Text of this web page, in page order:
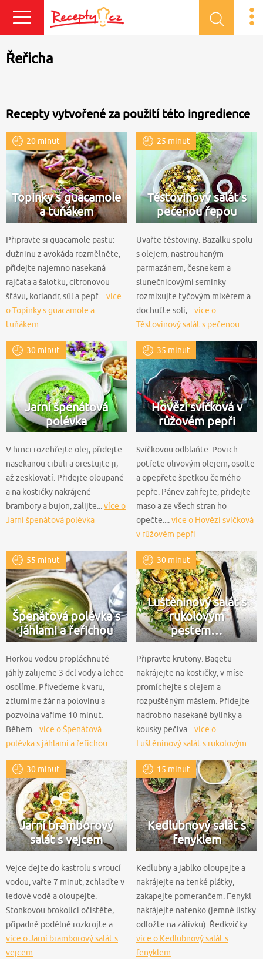
Přihlásit se
Řeřicha
Recepty vytvořené za použití této ingredience
20 minut
Topinky s guacamole
a tuňákem
Připravte si guacamole pastu:
dužninu z avokáda rozmělněte,
přidejte najemno nasekaná
rajčata a šalotku, citronovou
šťávu, koriandr, sůl a pepř....více
o Topinky s guacamole a
tuňákem
25 minut
Těstovinový salát s
pečenou řepou
Uvařte těstoviny. Bazalku spolu
s olejem, nastrouhaným
parmazánem, česnekem a
slunečnicovými semínky
rozmixujte tyčovým mixérem a
dochuťte solí,...více o
Těstovinový salát s pečenou
30 minut
Jarní špenátová
polévka
V hrnci rozehřejte olej, přidejte
nasekanou cibuli a orestujte ji,
až zesklovatí. Přidejte oloupané
a na kostičky nakrájené
brambory a bujon, zalijte... více o
Jarní špenátová polévka
35 minut
Hovězí svíčková v
růžovém pepři
Svíčkovou odblaňte. Povrch
potřete olivovým olejem, osolte
a opepřete špetkou černého
pepře. Pánev zahřejte, přidejte
maso a ze všech stran ho
opečte.... více o Hovězí svíčková
v růžovém pepři
55 minut
Špenátová polévka s
jáhlami a řeřichou
Horkou vodou propláchnuté
jáhly zalijeme 3 dcl vody a lehce
osolíme. Přivedeme k varu,
ztlumíme žár na polovinu a
pozvolna vaříme 10 minut.
Během... více o Špenátová
polévka s jáhlami a řeřichou
30 minut
Luštěninový salát s
rukolovým
pestem…
Připravte krutony. Bagetu
nakrájejte na kostičky, v míse
promíchejte s olejem a
rozpuštěným máslem. Přidejte
nadrobno nasekané bylinky a
kousky pečiva... více o
Luštěninový salát s rukolovým
30 minut
Jarní bramborový
salát s vejcem
Vejce dejte do kastrolu s vroucí
vodou, vařte 7 minut, zchlaďte v
ledové vodě a oloupejte.
Stonkovou brokolici očistěte,
případně podélně rozkrojte a...
více o Jarní bramborový salát s
vejcem
15 minut
Kedlubnový salát s
fenyklem
Kedlubny a jablko oloupejte a
nakrájejte na tenké plátky,
zakapejte pomerančem. Fenykl
nakrájejte natenko (jemné lístky
odložte na zálivku). Ředkvičky...
více o Kedlubnový salát s
fenyklem